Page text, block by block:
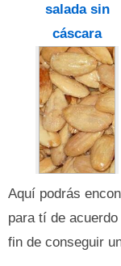
salada sin
cáscara
Aquí podrás
para tí de
fin de conseguir